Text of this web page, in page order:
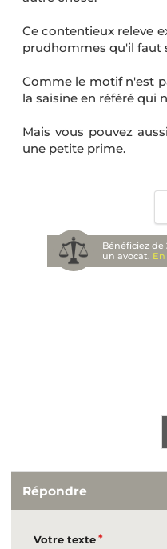
Ce contentieux releve
prudhommes qu'il faut
Comme le motif n'est
la saisine en référé qui
Mais vous pouvez
une petite prime.
Bénéficiez de
un avocat.
Répondre
Votre texte